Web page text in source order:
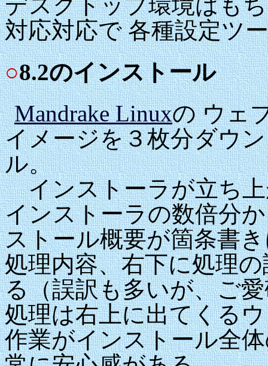
デスクトップ環境はも
対応対応で 各種設定ツ
○8.2のインストール
Mandrake Linuxの ウェ
イメージを３枚分ダウ
ル。
インストーラが立ち上
インストーラの数倍分
ストール概要が箇条書
処理内容、右下に処理
る（誤訳も多いが、ご
処理は右上に出てくる
作業がインストール全